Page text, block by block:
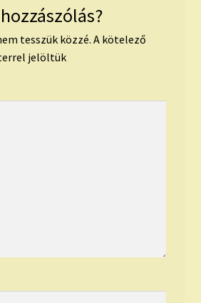
tesszük közzé. A kötelező
jelöltük